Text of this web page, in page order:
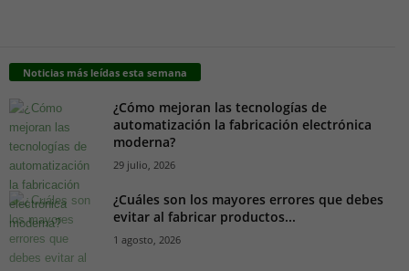
Noticias más leídas esta semana
¿Cómo mejoran las tecnologías de
automatización la fabricación electrónica
moderna?
29 julio, 2026
¿Cuáles son los mayores errores que debes
evitar al fabricar productos...
1 agosto, 2026